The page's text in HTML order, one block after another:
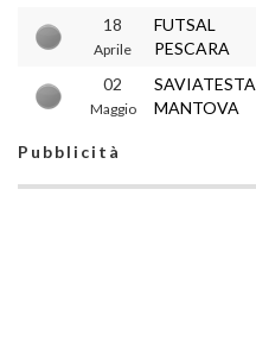
18
Aprile
FUTSAL
PESCARA
02
Maggio
SAVIATESTA
MANTOVA
Pubblicità